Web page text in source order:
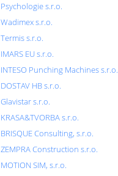
Psychologie s.r.o.
Wadimex s.r.o.
Termis s.r.o.
IMARS EU s.r.o.
INTESO Punching Machines s.r.o.
DOSTAV HB s.r.o.
Glavistar s.r.o.
KRASA&TVORBA s.r.o.
BRISQUE Consulting, s.r.o.
ZEMPRA Construction s.r.o.
MOTION SIM, s.r.o.